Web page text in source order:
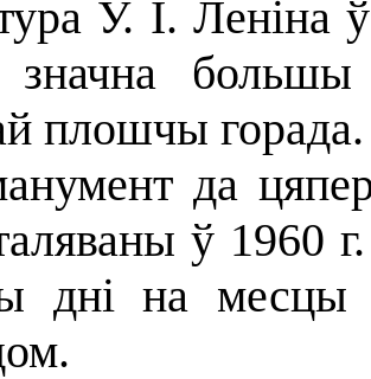
У. І. Леніна
значна
плошчы горада.
да
ў 1960
на месцы